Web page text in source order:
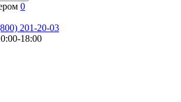
0
201-20-03
18:00